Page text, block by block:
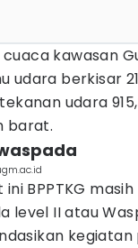
kawasan
udara berkisar
udara
barat.
ini BPPTKG
level II atau